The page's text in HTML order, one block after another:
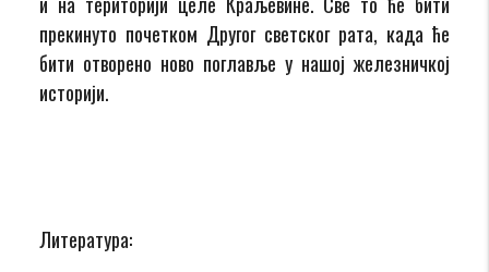
прекинуто почетком Другог светског рата, када ће
бити отворено ново поглавље у нашој железничкој
историји.
Литература: